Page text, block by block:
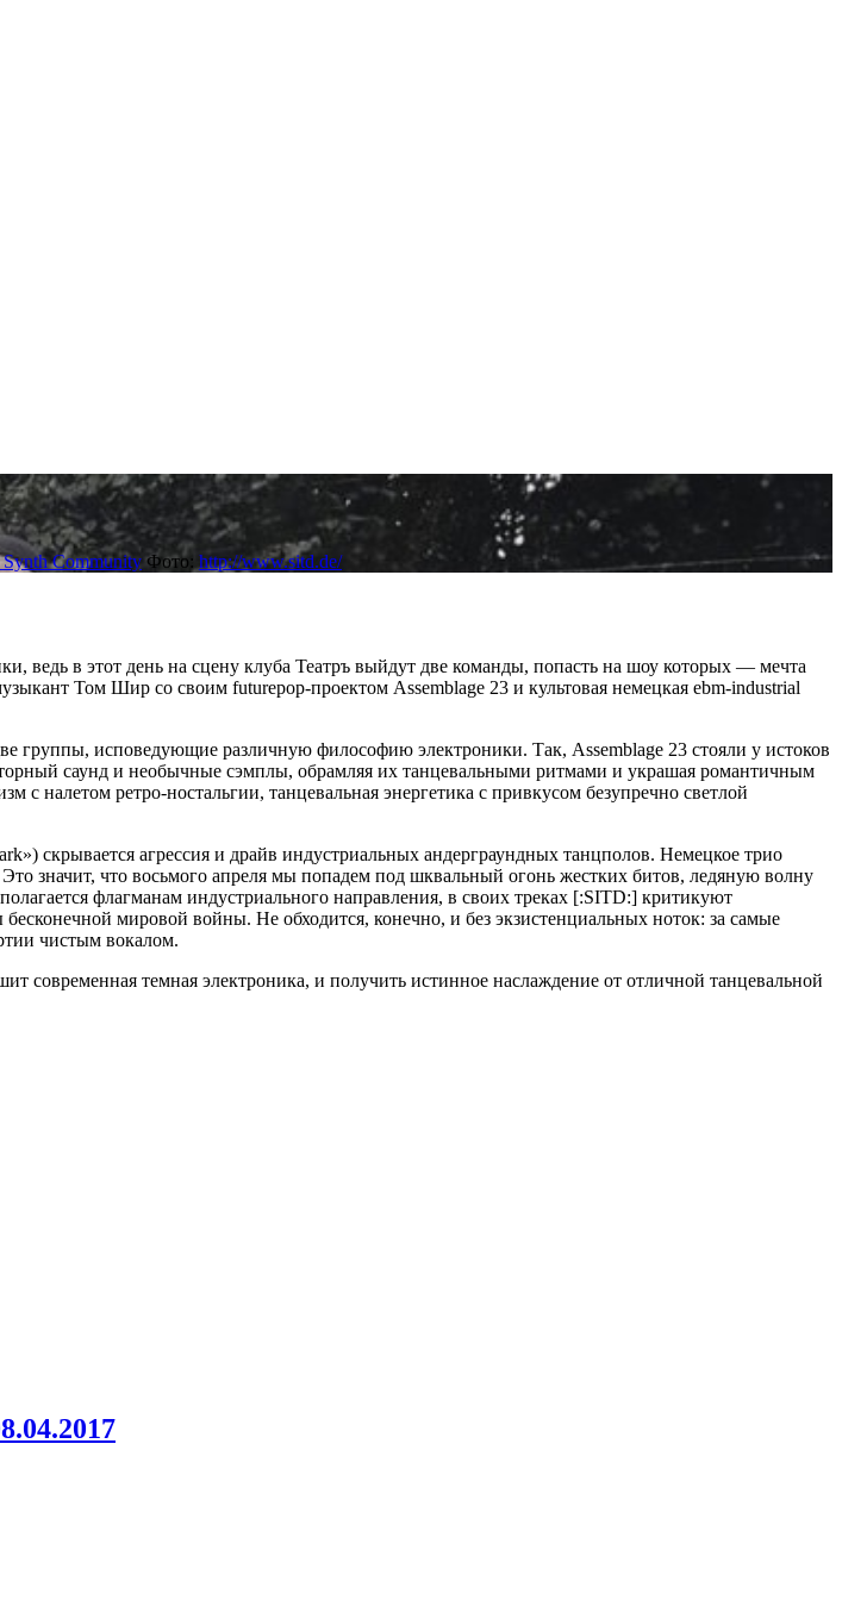
Synth Community Фото: http://www.sitd.de/
ведь в этот день на сцену клуба Театръ выйдут две команды, попасть на шоу которых — мечта
Том Шир со своим futurepop-проектом Assemblage 23 и культовая немецкая ebm-industrial
группы, исповедующие различную философию электроники. Так, Assemblage 23 стояли у истоков
саунд и необычные сэмплы, обрамляя их танцевальными ритмами и украшая романтичным
налетом ретро-ностальгии, танцевальная энергетика с привкусом безупречно светлой
скрывается агрессия и драйв индустриальных андерграундных танцполов. Немецкое трио
значит, что восьмого апреля мы попадем под шквальный огонь жестких битов, ледяную волну
флагманам индустриального направления, в своих треках [:SITD:] критикуют
мировой войны. Не обходится, конечно, и без экзистенциальных ноток: за самые
чистым вокалом.
темная электроника, и получить истинное наслаждение от отличной танцевальной